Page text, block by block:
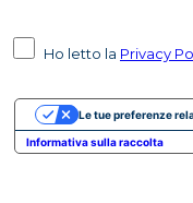
Ho letto la Privacy
Informativa sulla raccolta
Le tue preferenze